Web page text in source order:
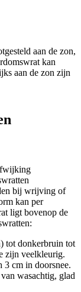
aan de zon,
kan
aan de zon zijn
bij wrijving of
kan per
ligt bovenop de
tot donkerbruin tot
zijn veelkleurig.
3 cm in doorsnee.
wasachtig, glad